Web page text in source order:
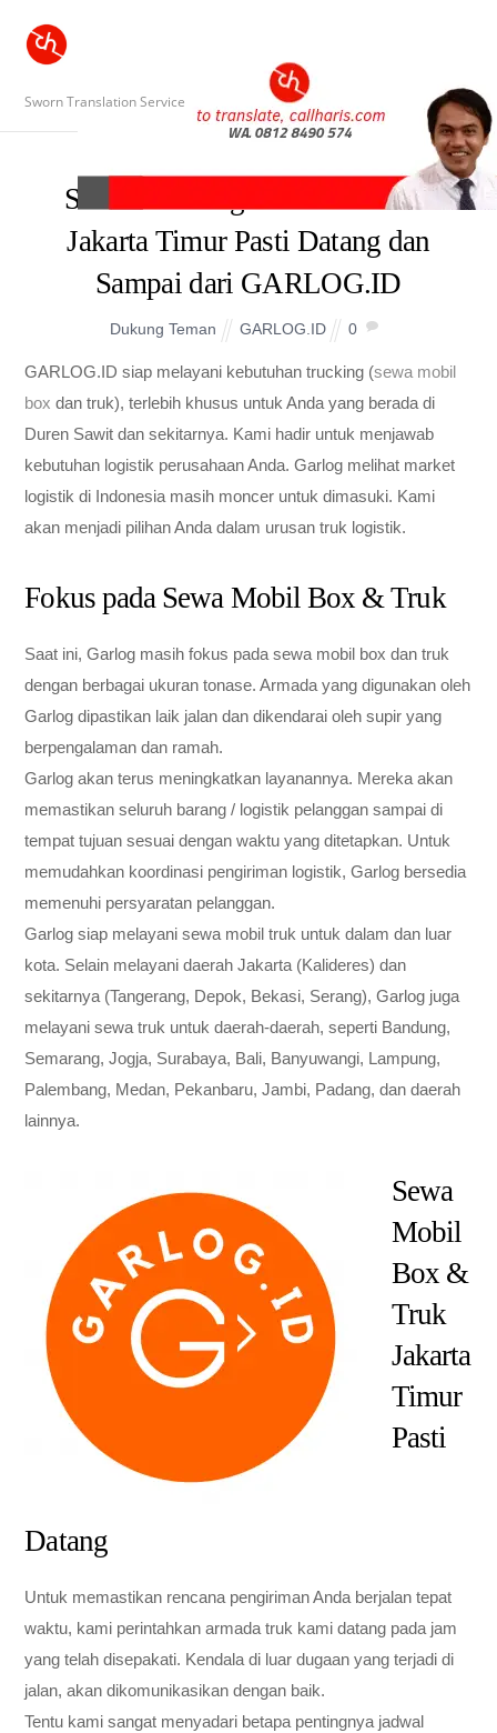
Sworn Translation Service
Sewa Truk Engkel Duren Sawit
Jakarta Timur Pasti Datang dan
Sampai dari GARLOG.ID
Dukung Teman GARLOG.ID 0
GARLOG.ID siap melayani kebutuhan trucking (sewa mobil
box dan truk), terlebih khusus untuk Anda yang berada di
Duren Sawit dan sekitarnya. Kami hadir untuk menjawab
kebutuhan logistik perusahaan Anda. Garlog melihat market
logistik di Indonesia masih moncer untuk dimasuki. Kami
akan menjadi pilihan Anda dalam urusan truk logistik.
Fokus pada Sewa Mobil Box & Truk
Saat ini, Garlog masih fokus pada sewa mobil box dan truk
dengan berbagai ukuran tonase. Armada yang digunakan oleh
Garlog dipastikan laik jalan dan dikendarai oleh supir yang
berpengalaman dan ramah.
Garlog akan terus meningkatkan layanannya. Mereka akan
memastikan seluruh barang / logistik pelanggan sampai di
tempat tujuan sesuai dengan waktu yang ditetapkan. Untuk
memudahkan koordinasi pengiriman logistik, Garlog bersedia
memenuhi persyaratan pelanggan.
Garlog siap melayani sewa mobil truk untuk dalam dan luar
kota. Selain melayani daerah Jakarta (Kalideres) dan
sekitarnya (Tangerang, Depok, Bekasi, Serang), Garlog juga
melayani sewa truk untuk daerah-daerah, seperti Bandung,
Semarang, Jogja, Surabaya, Bali, Banyuwangi, Lampung,
Palembang, Medan, Pekanbaru, Jambi, Padang, dan daerah
lainnya.
Sewa
Mobil
Box &
Truk
Jakarta
Timur
Pasti
Datang
Untuk memastikan rencana pengiriman Anda berjalan tepat
waktu, kami perintahkan armada truk kami datang pada jam
yang telah disepakati. Kendala di luar dugaan yang terjadi di
jalan, akan dikomunikasikan dengan baik.
Tentu kami sangat menyadari betapa pentingnya jadwal